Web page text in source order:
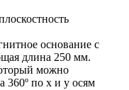
основание с
длина 250 мм.
можно
360º по x и y осям